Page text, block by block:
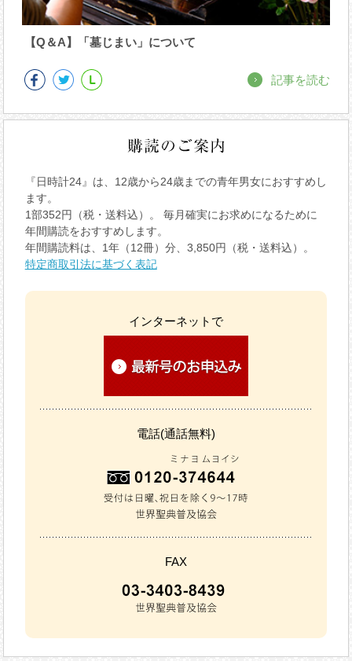
【Q＆A】「墓じまい」について
記事を読む
『日時計24』は、12歳から24歳までの青年男女におすすめし
ます。
1部352円（税・送料込）。 毎月確実にお求めになるために
年間購読をおすすめします。
年間購読料は、1年（12冊）分、3,850円（税・送料込）。
特定商取引法に基づく表記
インターネットで
電話(通話無料)
FAX